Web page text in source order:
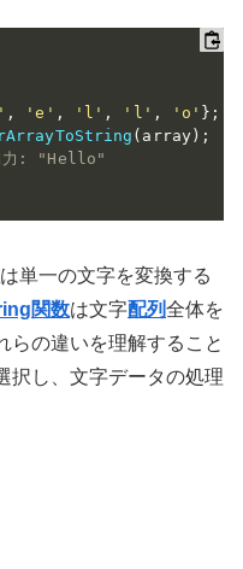
, 'e' , 'l' , 'l' , 'o' } ;
( array) ;
: "Hello"
は単一の文字を変換する
関数は文字配列全体を
らの違いを理解すること
択し、文字データの処理